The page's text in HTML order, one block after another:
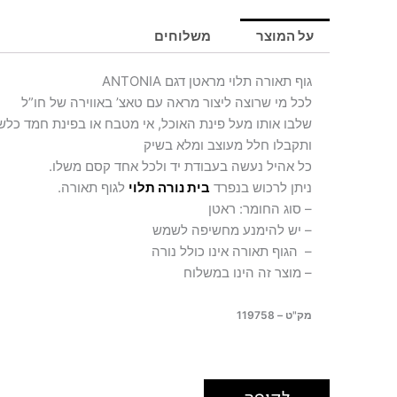
על המוצר משלוחים
גוף תאורה תלוי מראטן דגם ANTONIA
לכל מי שרוצה ליצור מראה עם טאצ’ באווירה של חו”ל
שלבו אותו מעל פינת האוכל, אי מטבח או בפינת חמד
ותקבלו חלל מעוצב ומלא בשיק
כל אהיל נעשה בעבודת יד ולכל אחד קסם משלו.
ניתן לרכוש בנפרד בית נורה תלוי לגוף תאורה.
– סוג החומר: ראטן
– יש להימנע מחשיפה לשמש
– הגוף תאורה אינו כולל נורה
– מוצר זה הינו במשלוח
מק"ט – 119758